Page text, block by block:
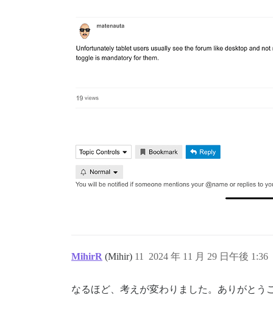
MihirR (Mihir) 2024 年 11 月 29 日午後 1:36
11
なるほど、考えが変わりました。ありがとう